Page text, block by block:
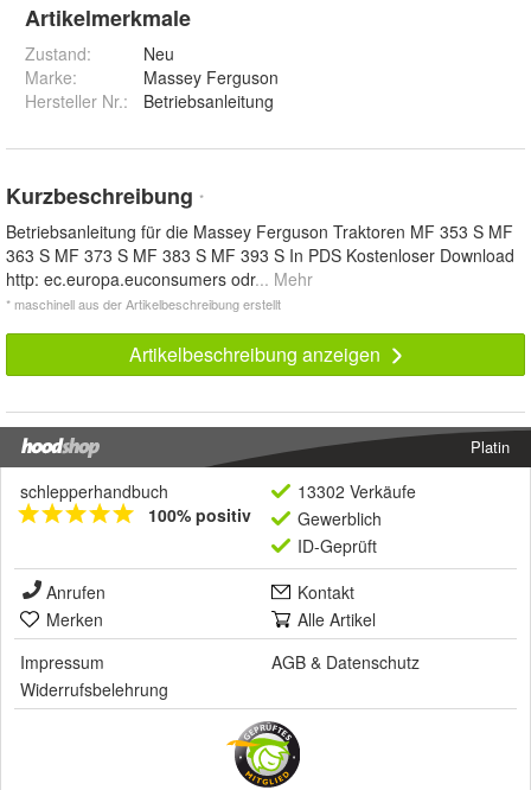
Artikelmerkmale
Zustand:
Neu
Marke:
Massey Ferguson
Hersteller Nr.:
Betriebsanleitung
Kurzbeschreibung *
Betriebsanleitung für die Massey Ferguson Traktoren MF 353 S MF
363 S MF 373 S MF 383 S MF 393 S In PDS Kostenloser Download
http: ec.europa.euconsumers odr... Mehr
* maschinell aus der Artikelbeschreibung erstellt
Artikelbeschreibung anzeigen
Platin
schlepperhandbuch
100% positiv
13302 Verkäufe
Gewerblich
ID-Geprüft
Anrufen
Kontakt
Merken
Alle Artikel
Impressum
AGB & Datenschutz
Widerrufsbelehrung